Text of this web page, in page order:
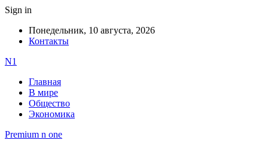
Sign in
Понедельник, 10 августа, 2026
Контакты
N1
Главная
В мире
Общество
Экономика
Premium n one